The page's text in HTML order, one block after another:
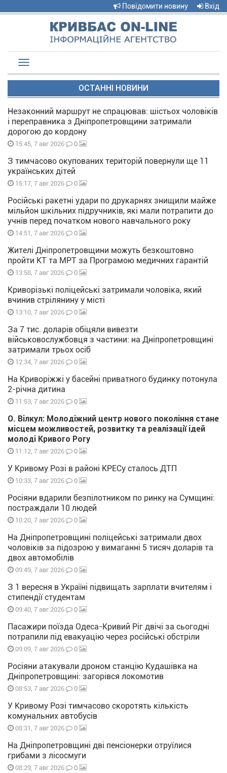
Повідомити новину Вхід
navigation
ОСТАННІ НОВИНИ
Незаконний маршрут не спрацював: шістьох чоловіків
і переправника з Дніпропетровщини затримали
дорогою до кордону
15:45, 7 авг 2026 0
З тимчасово окупованих територій повернули ще 11
українських дітей
15:17, 7 авг 2026 0
Російські ракетні удари по друкарнях знищили майже
мільйон шкільних підручників, які мали потрапити до
учнів перед початком нового навчального року
14:51, 7 авг 2026 0
Жителі Дніпропетровщини можуть безкоштовно
пройти КТ та МРТ за Програмою медичних гарантій
13:58, 7 авг 2026 0
Криворізькі поліцейські затримали чоловіка, який
вчинив стрілянину у місті
13:10, 7 авг 2026 0
За 7 тис. доларів обіцяли вивезти
військовослужбовця з частини: на Дніпропетровщині
затримали трьох осіб
12:34, 7 авг 2026 0
На Криворіжжі у басейні приватного будинку потонула
2-річна дитина
11:53, 7 авг 2026 0
О. Вілкул: Молодіжний центр нового покоління стане
місцем можливостей, розвитку та реалізації ідей
молоді Кривого Рогу
11:12, 7 авг 2026 0
У Кривому Розі в районі КРЕСу сталось ДТП
10:33, 7 авг 2026 0
Росіяни вдарили безпілотником по ринку на Сумщині:
постраждали 10 людей
10:20, 7 авг 2026 0
На Дніпропетровщині поліцейські затримали двох
чоловіків за підозрою у вимаганні 5 тисяч доларів та
двох автомобілів
09:49, 7 авг 2026 0
З 1 вересня в Україні підвищать зарплати вчителям і
стипендії студентам
09:40, 7 авг 2026 0
Пасажири поїзда Одеса-Кривий Ріг двічі за сьогодні
потрапили під евакуацію через російські обстріли
09:09, 7 авг 2026 0
Росіяни атакували дроном станцію Кудашівка на
Дніпропетровщині: загорівся локомотив
08:53, 7 авг 2026 0
У Кривому Розі тимчасово скоротять кількість
комунальних автобусів
08:31, 7 авг 2026 0
На Дніпропетровщині дві пенсіонерки отруїлися
грибами з лісосмуги
08:29, 7 авг 2026 0